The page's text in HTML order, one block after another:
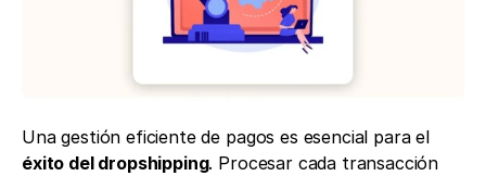
éxito del dropshipping. Procesar cada transacción